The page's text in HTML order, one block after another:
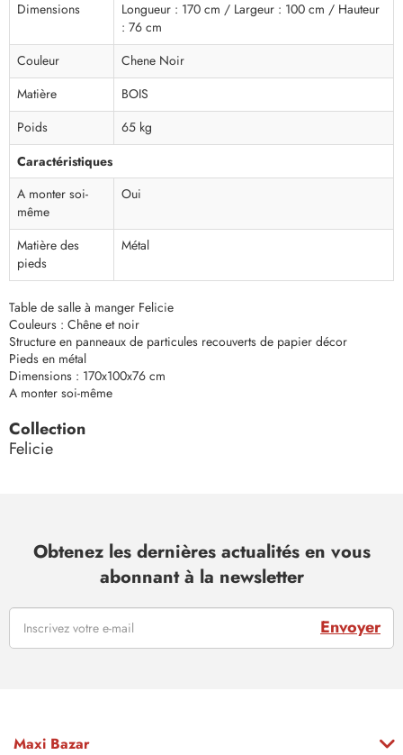
Dimensions
Longueur : 170 cm / Largeur : 100 cm / Hauteur
: 76 cm
Couleur
Chene Noir
Matière
BOIS
Poids
65 kg
Caractéristiques
A monter soi-
même
Oui
Matière des
pieds
Métal
Table de salle à manger Felicie
Couleurs : Chêne et noir
Structure en panneaux de particules recouverts de papier décor
Pieds en métal
Dimensions : 170x100x76 cm
A monter soi-même
Collection
Felicie
Obtenez les dernières actualités en vous
abonnant à la newsletter
Envoyer
Maxi Bazar